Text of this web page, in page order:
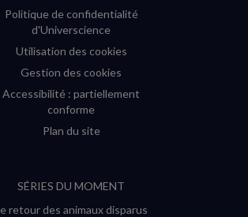
Politique de confidentialité
d'Universcience
Utilisation des cookies
Gestion des cookies
Accessibilité : partiellement
conforme
Plan du site
SÉRIES DU MOMENT
retour des animaux disparus